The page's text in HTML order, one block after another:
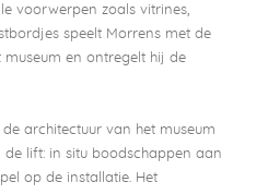
voorwerpen zoals vitrines,
speelt Morrens met de
en ontregelt hij de
architectuur van het museum
lift: in situ boodschappen aan
op de installatie. Het